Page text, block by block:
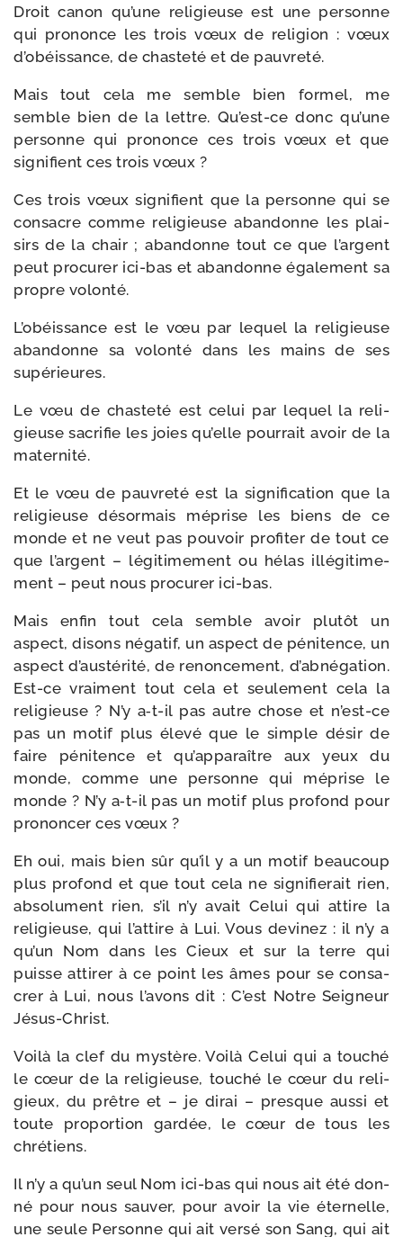
Droit canon qu’une reli­gieuse est une per­sonne
qui pro­nonce les trois vœux de reli­gion : vœux
d’obéissance, de chas­te­té et de pauvreté.
Mais tout cela me semble bien for­mel, me
semble bien de la lettre. Qu’est-ce donc qu’une
per­sonne qui pro­nonce ces trois vœux et que
signi­fient ces trois vœux ?
Ces trois vœux signi­fient que la per­sonne qui se
consacre comme reli­gieuse aban­donne les plai­
sirs de la chair ; aban­donne tout ce que l’argent
peut pro­cu­rer ici-​bas et aban­donne éga­le­ment sa
propre volonté.
L’obéissance est le vœu par lequel la reli­gieuse
aban­donne sa volon­té dans les mains de ses
supérieures.
Le vœu de chas­te­té est celui par lequel la reli­
gieuse sacri­fie les joies qu’elle pour­rait avoir de la
maternité.
Et le vœu de pau­vre­té est la signi­fi­ca­tion que la
reli­gieuse désor­mais méprise les biens de ce
monde et ne veut pas pou­voir pro­fi­ter de tout ce
que l’argent – légi­ti­me­ment ou hélas illé­gi­ti­me­
ment – peut nous pro­cu­rer ici-bas.
Mais enfin tout cela semble avoir plu­tôt un
aspect, disons néga­tif, un aspect de péni­tence, un
aspect d’austérité, de renon­ce­ment, d’abnégation.
Est-​ce vrai­ment tout cela et seule­ment cela la
reli­gieuse ? N’y a‑t-​il pas autre chose et n’est-ce
pas un motif plus éle­vé que le simple désir de
faire péni­tence et qu’apparaître aux yeux du
monde, comme une per­sonne qui méprise le
monde ? N’y a‑t-​il pas un motif plus pro­fond pour
pro­non­cer ces vœux ?
Eh oui, mais bien sûr qu’il y a un motif beau­coup
plus pro­fond et que tout cela ne signi­fie­rait rien,
abso­lu­ment rien, s’il n’y avait Celui qui attire la
reli­gieuse, qui l’attire à Lui. Vous devi­nez : il n’y a
qu’un Nom dans les Cieux et sur la terre qui
puisse atti­rer à ce point les âmes pour se consa­
crer à Lui, nous l’avons dit : C’est Notre Seigneur
Jésus-Christ.
Voilà la clef du mys­tère. Voilà Celui qui a tou­ché
le cœur de la reli­gieuse, tou­ché le cœur du reli­
gieux, du prêtre et – je dirai – presque aus­si et
toute pro­por­tion gar­dée, le cœur de tous les
chrétiens.
Il n’y a qu’un seul Nom ici-​bas qui nous ait été don­
né pour nous sau­ver, pour avoir la vie éter­nelle,
une seule Personne qui ait ver­sé son Sang, qui ait